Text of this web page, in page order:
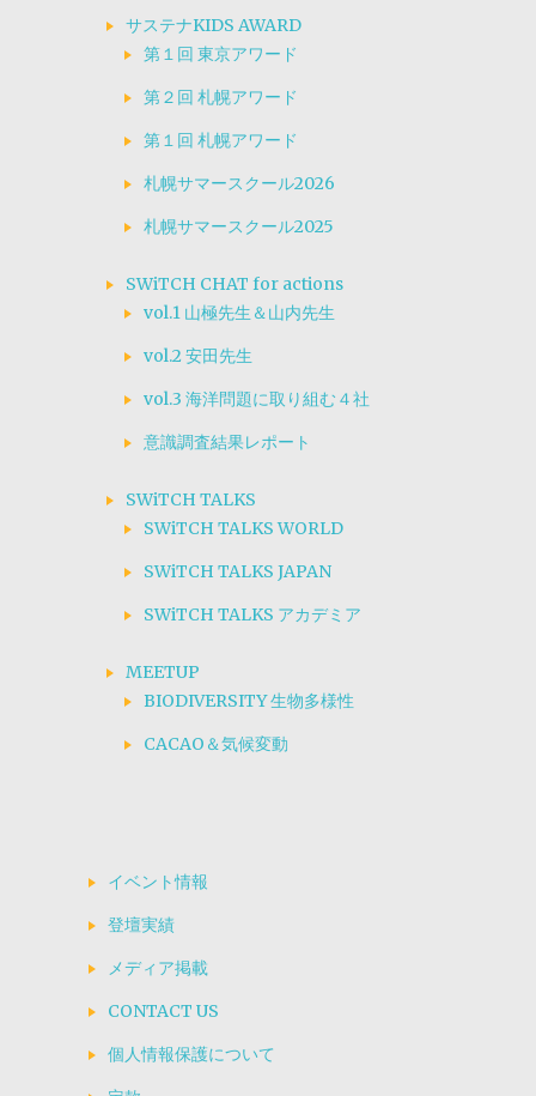
サステナKIDS AWARD
第１回 東京アワード
第２回 札幌アワード
第１回 札幌アワード
札幌サマースクール2026
札幌サマースクール2025
SWiTCH CHAT for actions
vol.1 山極先生＆山内先生
vol.2 安田先生
vol.3 海洋問題に取り組む４社
意識調査結果レポート
SWiTCH TALKS
SWiTCH TALKS WORLD
SWiTCH TALKS JAPAN
SWiTCH TALKS アカデミア
MEETUP
BIODIVERSITY 生物多様性
CACAO＆気候変動
イベント情報
登壇実績
メディア掲載
CONTACT US
個人情報保護について